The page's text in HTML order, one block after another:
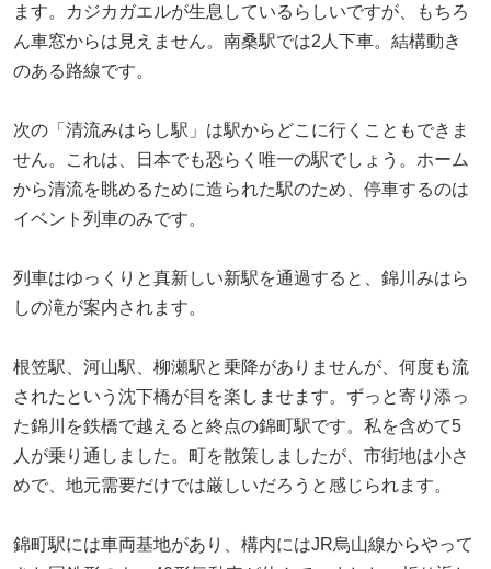
ます。カジカガエルが生息しているらしいですが、もちろ
ん車窓からは見えません。南桑駅では2人下車。結構動き
のある路線です。
次の「清流みはらし駅」は駅からどこに行くこともできま
せん。これは、日本でも恐らく唯一の駅でしょう。ホーム
から清流を眺めるために造られた駅のため、停車するのは
イベント列車のみです。
列車はゆっくりと真新しい新駅を通過すると、錦川みはら
しの滝が案内されます。
根笠駅、河山駅、柳瀬駅と乗降がありませんが、何度も流
されたという沈下橋が目を楽しませます。ずっと寄り添っ
た錦川を鉄橋で越えると終点の錦町駅です。私を含めて5
人が乗り通しました。町を散策しましたが、市街地は小さ
めで、地元需要だけでは厳しいだろうと感じられます。
錦町駅には車両基地があり、構内にはJR烏山線からやって